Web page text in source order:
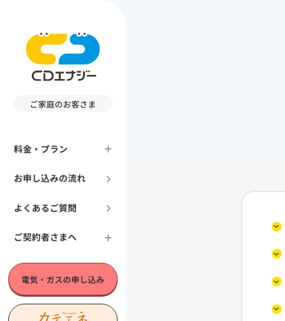
ご家庭のお客さま
料金・プラン
お申し込みの流れ
よくあるご質問
ご契約者さまへ
電気・ガスの申し込み